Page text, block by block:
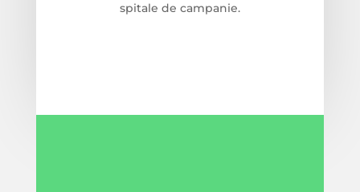
spitale de campanie.